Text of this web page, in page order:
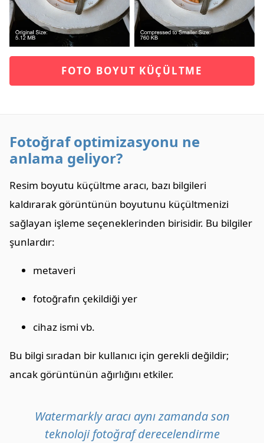
FOTO BOYUT KÜÇÜLTME
Fotoğraf optimizasyonu ne
anlama geliyor?
Resim boyutu küçültme aracı, bazı bilgileri
kaldırarak görüntünün boyutunu küçültmenizi
sağlayan işleme seçeneklerinden birisidir. Bu bilgiler
şunlardır:
metaveri
fotoğrafın çekildiği yer
cihaz ismi vb.
Bu bilgi sıradan bir kullanıcı için gerekli değildir;
ancak görüntünün ağırlığını etkiler.
Watermarkly aracı aynı zamanda son
teknoloji fotoğraf derecelendirme